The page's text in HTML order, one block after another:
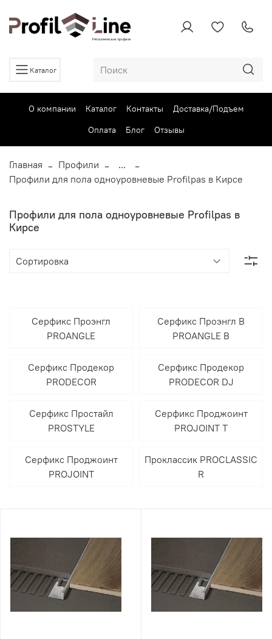
Каталог
О компании Каталог Контакты
Доставка/Подъем
Оплата
Блог Отзывы
Главная Профили
...
Профили для пола одноуровневые Profilpas в Кирсе
Профили для пола одноуровневые Profilpas в
Кирсе
Серфикс Проэнгл
PROANGLE
Серфикс Проэнгл В
PROANGLE B
Серфикс Продекор
PRODECOR
Серфикс Продекор
PRODECOR DJ
Серфикс Простайл
PROSTYLE
Серфикс Проджоинт
PROJOINT T
Серфикс Проджоинт
PROJOINT
Проклассик PROCLASSIC
R